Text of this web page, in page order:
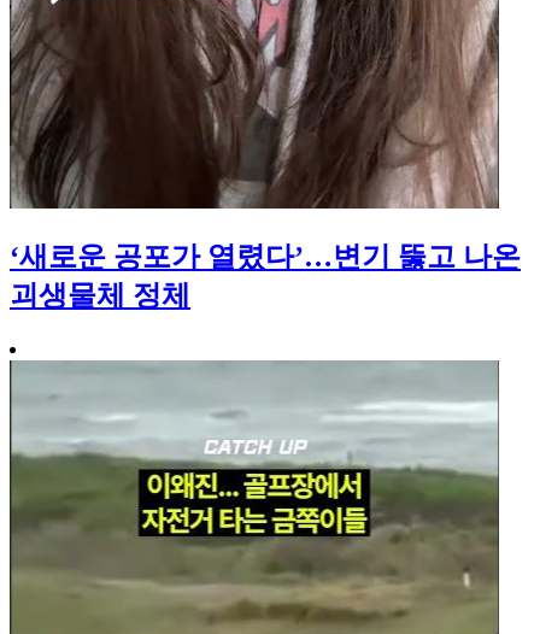
‘새로운 공포가 열렸다’…변기 뚫고 나온
괴생물체 정체